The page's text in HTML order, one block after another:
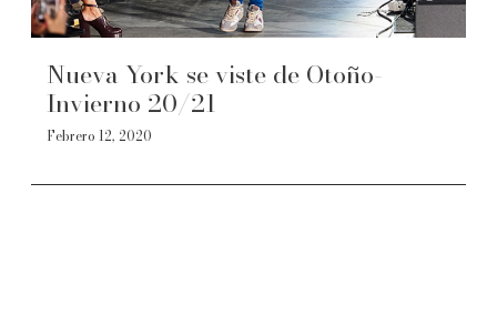
Nueva York se viste de Otoño-
Invierno 20/21
Febrero 12, 2020